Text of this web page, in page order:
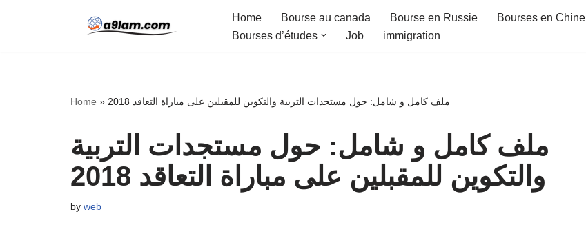
Home Bourse au canada Bourse en Russie Bourses en Chine
Bourses d’études
Job immigration
Home » ملف كامل و شامل: حول مستجدات التربية والتكوين للمقبلين على مباراة التعاقد 2018
ملف كامل و شامل: حول مستجدات التربية
والتكوين للمقبلين على مباراة التعاقد 2018
by web